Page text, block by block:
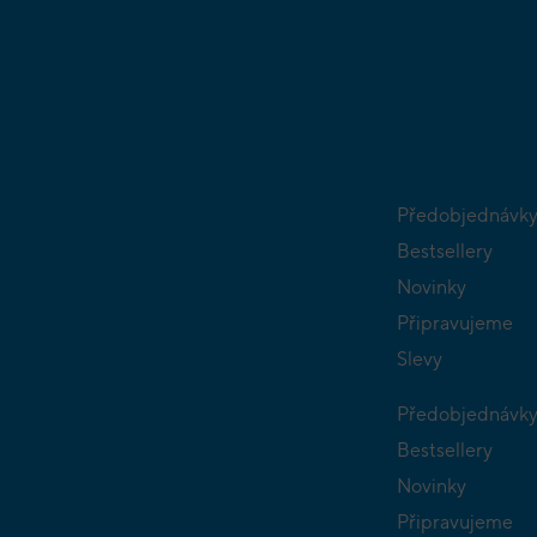
Předobjednávky
Bestsellery
Novinky
Připravujeme
Slevy
Předobjednávky
Bestsellery
Novinky
Připravujeme